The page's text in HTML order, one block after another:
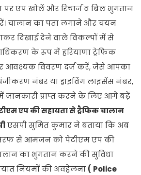
पर एप खोलें और रिचार्ज व बिल भुगतान
चालान का पता लगाने और चयन
दिखाई देने वाले विकल्पों में से
के रूप में हरियाणा ट्रेफिक
आवश्यक विवरण दर्ज करें, जैसे आपका
नंबर या ड्राइविंग लाइसेंस नंबर,
में जानकारी प्राप्त करने के लिए आगे बढ़ें
एप की सहायता से ट्रैफिक चालान
एसपी सुमित कुमार ने बताया कि अब
तरफ से आमजन को पेटीएम एप की
का भुगतान करने की सुविधा
नियमों की अवहेलना ( Police